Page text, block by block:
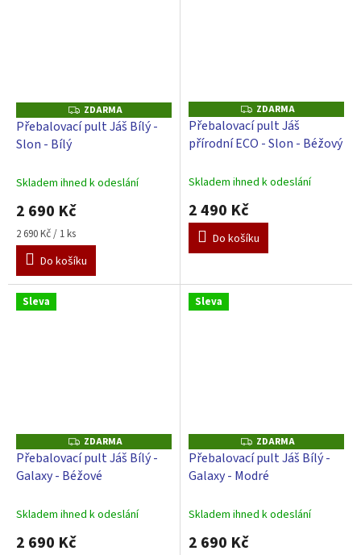
Z
D
A
ZDARMA
Přebalovací pult Jáš Bílý -
Slon - Bílý
Skladem ihned k odeslání
2 690 Kč
Měrná
cena:
2 690 Kč / 1 ks
Do košíku
Z
D
A
R
ZDARMA
Přebalovací pult Jáš
přírodní ECO - Slon - Béžový
Skladem ihned k odeslání
2 490 Kč
Do košíku
Sleva
Z
D
A
R
ZDARMA
Přebalovací pult Jáš Bílý -
Galaxy - Béžové
Skladem ihned k odeslání
2 690 Kč
Sleva
Z
D
A
R
ZDARMA
Přebalovací pult Jáš Bílý -
Galaxy - Modré
Skladem ihned k odeslání
2 690 Kč